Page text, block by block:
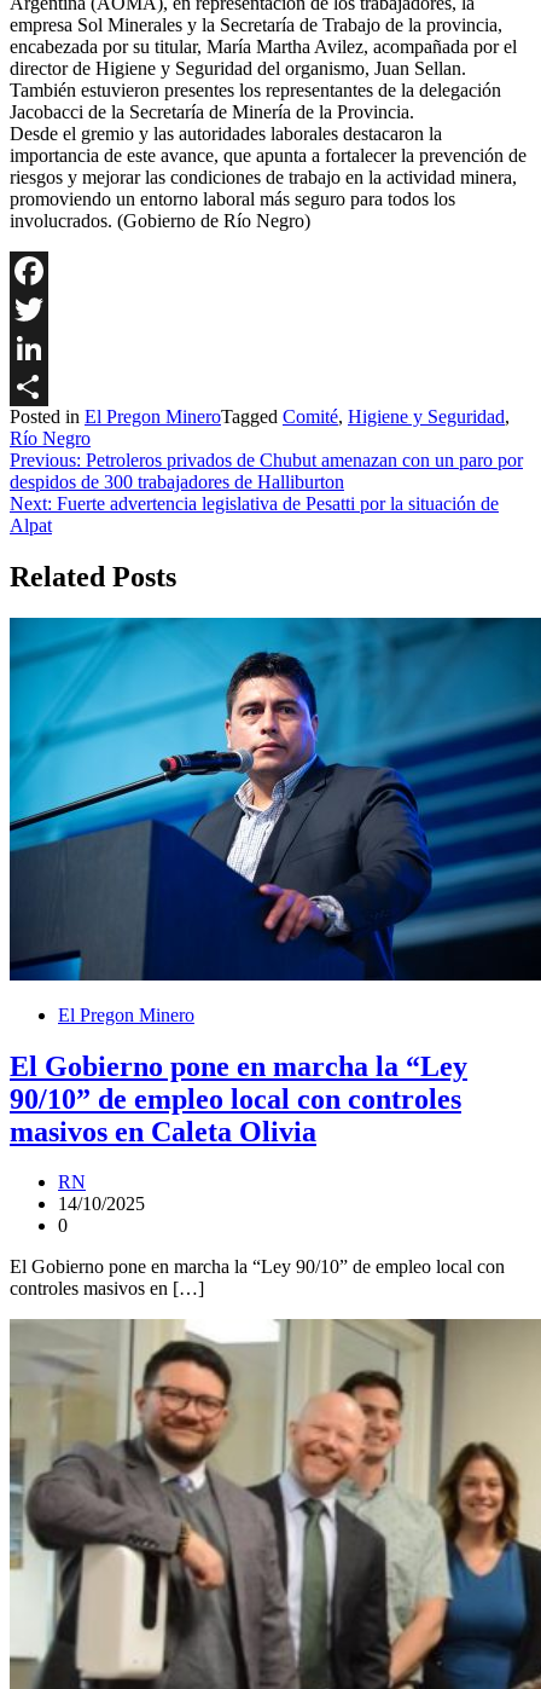
empresa Sol Minerales y la Secretaría de Trabajo de la provincia,
encabezada por su titular, María Martha Avilez, acompañada por el
director de Higiene y Seguridad del organismo, Juan Sellan.
También estuvieron presentes los representantes de la delegación
Jacobacci de la Secretaría de Minería de la Provincia.
Desde el gremio y las autoridades laborales destacaron la
importancia de este avance, que apunta a fortalecer la prevención de
riesgos y mejorar las condiciones de trabajo en la actividad minera,
promoviendo un entorno laboral más seguro para todos los
involucrados. (Gobierno de Río Negro)
Facebook
Twitter
LinkedIn
Share
Posted in El Pregon MineroTagged Comité, Higiene y Seguridad,
Río Negro
Navegación
de
entradas
Previous: Petroleros privados de Chubut amenazan con un paro por
despidos de 300 trabajadores de Halliburton
Next: Fuerte advertencia legislativa de Pesatti por la situación de
Alpat
Related Posts
El Pregon Minero
El Gobierno pone en marcha la “Ley
90/10” de empleo local con controles
masivos en Caleta Olivia
RN
14/10/2025
0
El Gobierno pone en marcha la “Ley 90/10” de empleo local con
controles masivos en […]